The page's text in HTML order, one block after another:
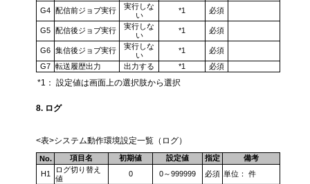
G4 配信前ジョブ実行
実行しな
い
*1 必須
G5 配信後ジョブ実行
実行しな
い
*1 必須
G6 集信後ジョブ実行
実行しな
い
*1
必須
G7
転送履歴出力 出力する *1 必須
*1： 設定値は画面上の選択肢から選択
8. ログ
<表>システム動作環境設定一覧（ログ）
No. 項目名 初期値 設定値 指定
備考
H1
ログ切り替え
値
0 0～999999 必須 単位： 件